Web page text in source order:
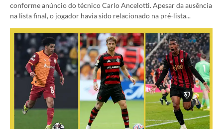
conforme anúncio do técnico Carlo Ancelotti. Apesar da ausência
na lista final, o jogador havia sido relacionado na pré-lista...